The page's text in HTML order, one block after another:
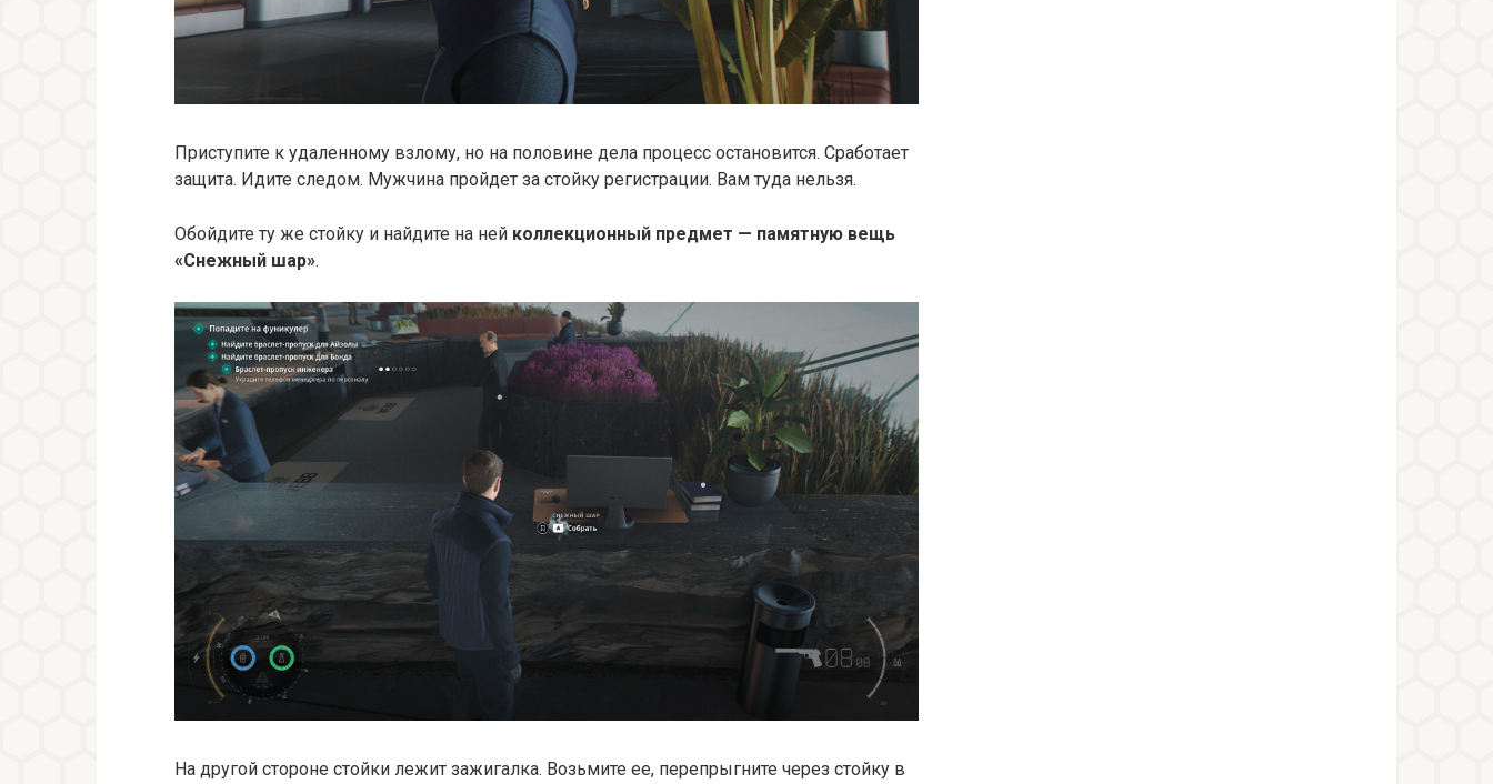
Приступите к удаленному взлому, но на половине дела процесс остановится. Сработает
защита. Идите следом. Мужчина пройдет за стойку регистрации. Вам туда нельзя.
Обойдите ту же стойку и найдите на ней коллекционный предмет — памятную вещь
«Снежный шар».
На другой стороне стойки лежит зажигалка. Возьмите ее, перепрыгните через стойку в